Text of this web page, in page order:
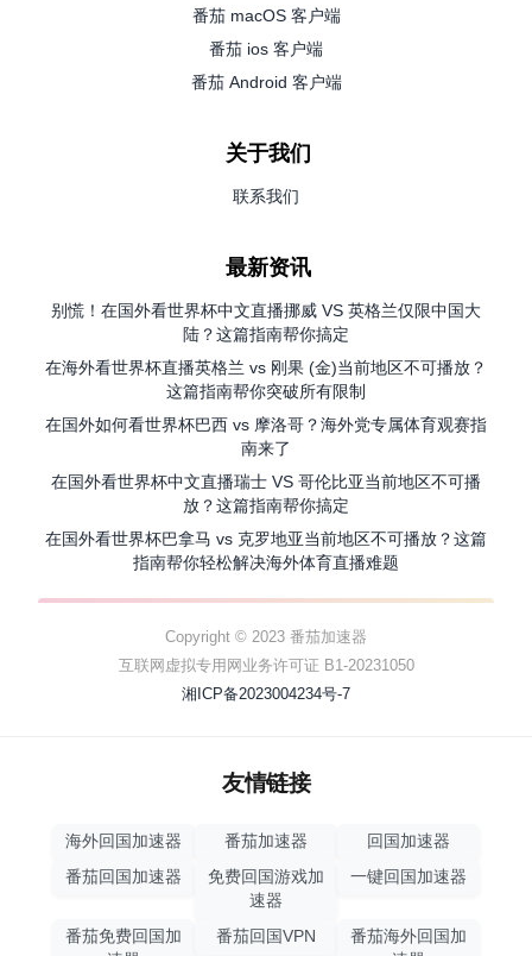
番茄 macOS 客户端
番茄 ios 客户端
番茄 Android 客户端
关于我们
联系我们
最新资讯
别慌！在国外看世界杯中文直播挪威 VS 英格兰仅限中国大
陆？这篇指南帮你搞定
在海外看世界杯直播英格兰 vs 刚果 (金)当前地区不可播放？
这篇指南帮你突破所有限制
在国外如何看世界杯巴西 vs 摩洛哥？海外党专属体育观赛指
南来了
在国外看世界杯中文直播瑞士 VS 哥伦比亚当前地区不可播
放？这篇指南帮你搞定
在国外看世界杯巴拿马 vs 克罗地亚当前地区不可播放？这篇
指南帮你轻松解决海外体育直播难题
Copyright © 2023 番茄加速器
互联网虚拟专用网业务许可证 B1-20231050
湘ICP备2023004234号-7
友情链接
海外回国加速器 番茄加速器
回国加速器
番茄回国加速器
免费回国游戏加
速器
一键回国加速器
番茄免费回国加
番茄回国VPN
番茄海外回国加